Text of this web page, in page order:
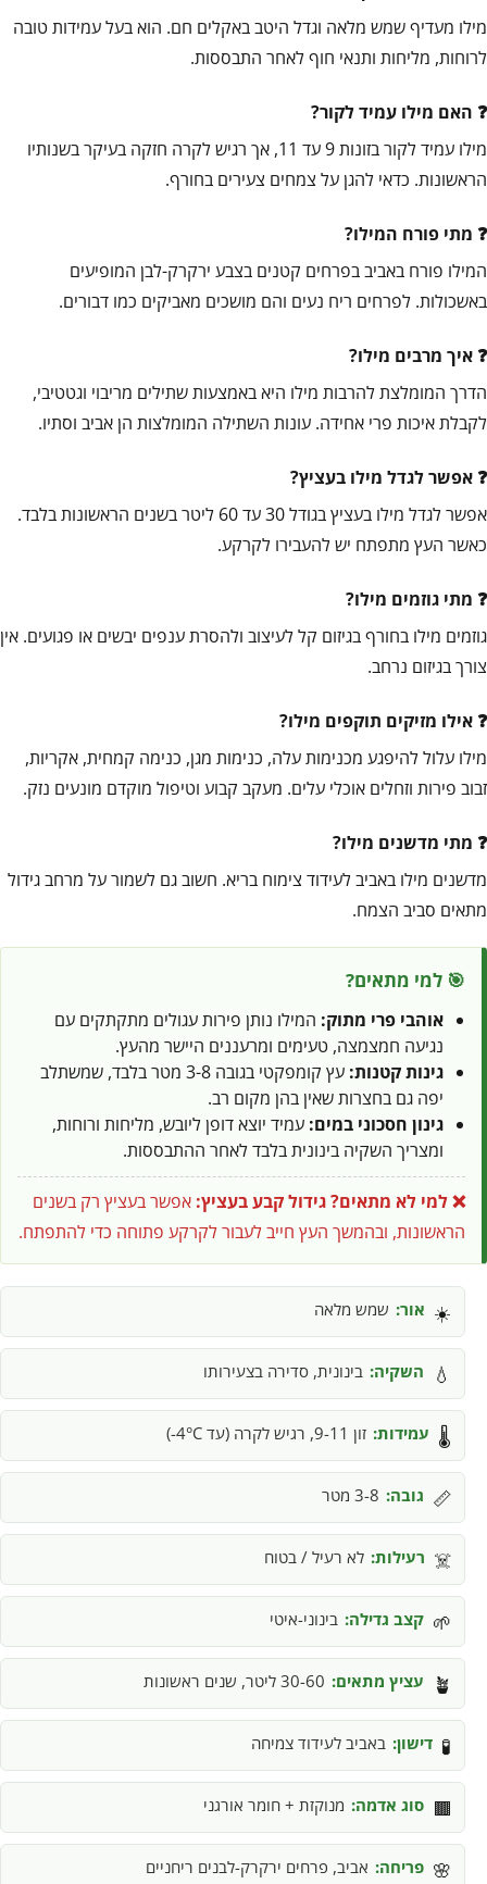
מילו מעדיף שמש מלאה וגדל היטב באקלים חם. הוא בעל עמידות טובה
לרוחות, מליחות ותנאי חוף לאחר התבססות.
האם מילו עמיד לקור?
מילו עמיד לקור בזונות 9 עד 11, אך רגיש לקרה חזקה בעיקר בשנותיו
הראשונות. כדאי להגן על צמחים צעירים בחורף.
מתי פורח המילו?
המילו פורח באביב בפרחים קטנים בצבע ירקרק-לבן המופיעים
באשכולות. לפרחים ריח נעים והם מושכים מאביקים כמו דבורים.
איך מרבים מילו?
הדרך המומלצת להרבות מילו היא באמצעות שתילים מריבוי וגטטיבי,
לקבלת איכות פרי אחידה. עונות השתילה המומלצות הן אביב וסתיו.
אפשר לגדל מילו בעציץ?
אפשר לגדל מילו בעציץ בגודל 30 עד 60 ליטר בשנים הראשונות בלבד.
כאשר העץ מתפתח יש להעבירו לקרקע.
מתי גוזמים מילו?
גוזמים מילו בחורף בגיזום קל לעיצוב ולהסרת ענפים יבשים או פגועים. אין
צורך בגיזום נרחב.
אילו מזיקים תוקפים מילו?
מילו עלול להיפגע מכנימות עלה, כנימות מגן, כנימה קמחית, אקריות,
זבוב פירות וזחלים אוכלי עלים. מעקב קבוע וטיפול מוקדם מונעים נזק.
מתי מדשנים מילו?
מדשנים מילו באביב לעידוד צימוח בריא. חשוב גם לשמור על מרחב גידול
מתאים סביב הצמח.
🎯 למי מתאים?
אוהבי פרי מתוק: המילו נותן פירות עגולים מתקתקים עם
נגיעה חמצמצה, טעימים ומרעננים היישר מהעץ.
גינות קטנות:
עץ קומפקטי בגובה 3-8 מטר בלבד, שמשתלב
יפה גם בחצרות שאין בהן מקום רב.
גינון חסכוני במים: עמיד יוצא דופן ליובש, מליחות ורוחות,
ומצריך השקיה בינונית בלבד לאחר ההתבססות.
❌ למי לא מתאים?גידול קבע בעציץ: אפשר בעציץ רק בשנים
הראשונות, ובהמשך העץ חייב לעבור לקרקע פתוחה כדי להתפתח.
☀️ אור: שמש מלאה
💧 השקיה: בינונית, סדירה בצעירותו
🌡️ עמידות: זון 9-11, רגיש לקרה (עד 4°C-)
📏 גובה: 3-8 מטר
☠️ רעילות: לא רעיל / בטוח
🌱 קצב גדילה: בינוני-איטי
🪴 עציץ מתאים: 30-60 ליטר, שנים ראשונות
🧪 דישון: באביב לעידוד צמיחה
🟫 סוג אדמה: מנוקזת + חומר אורגני
🌸 פריחה: אביב, פרחים ירקרק-לבנים ריחניים